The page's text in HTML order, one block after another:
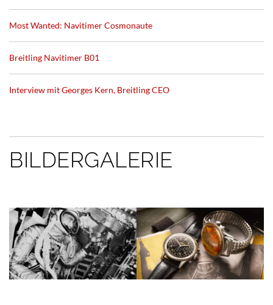
Most Wanted: Navitimer Cosmonaute
Breitling Navitimer B01
Interview mit Georges Kern, Breitling CEO
BILDERGALERIE